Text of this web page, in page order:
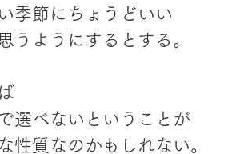
季節にちょうどいい
うようにするとする。
選べないということが
性質なのかもしれない。